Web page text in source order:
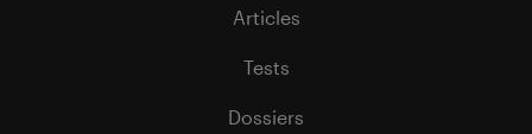
Articles
Tests
Dossiers